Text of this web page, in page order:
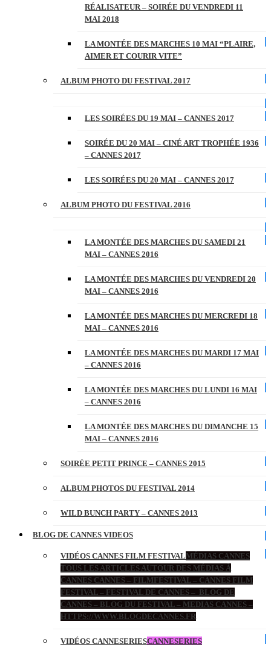
RÉALISATEUR – SOIRÉE DU VENDREDI 11
MAI 2018
LA MONTÉE DES MARCHES 10 MAI “PLAIRE,
AIMER ET COURIR VITE”
ALBUM PHOTO DU FESTIVAL 2017
LES SOIRÉES DU 19 MAI – CANNES 2017
SOIRÉE DU 20 MAI – CINÉ ART TROPHÉE 1936
– CANNES 2017
LES SOIRÉES DU 20 MAI – CANNES 2017
ALBUM PHOTO DU FESTIVAL 2016
LA MONTÉE DES MARCHES DU SAMEDI 21
MAI – CANNES 2016
LA MONTÉE DES MARCHES DU VENDREDI 20
MAI – CANNES 2016
LA MONTÉE DES MARCHES DU MERCREDI 18
MAI – CANNES 2016
LA MONTÉE DES MARCHES DU MARDI 17 MAI
– CANNES 2016
LA MONTÉE DES MARCHES DU LUNDI 16 MAI
– CANNES 2016
LA MONTÉE DES MARCHES DU DIMANCHE 15
MAI – CANNES 2016
SOIRÉE PETIT PRINCE – CANNES 2015
ALBUM PHOTOS DU FESTIVAL 2014
WILD BUNCH PARTY – CANNES 2013
BLOG DE CANNES VIDEOS
VIDÉOS CANNES FILM FESTIVALMÉDIAS CANNES
TOUS LES ARTICLES AUTOUR DES MÉDIAS À
CANNES CANNES – FILMFESTIVAL – CANNES FILM
FESTIVAL – FESTIVAL DE CANNES – BLOG DE
CANNES – BLOG DU FESTIVAL – MEDIAS CANNES –
HTTPS://WWW.BLOGDECANNES.FR
VIDÉOS CANNESERIESCANNESERIES